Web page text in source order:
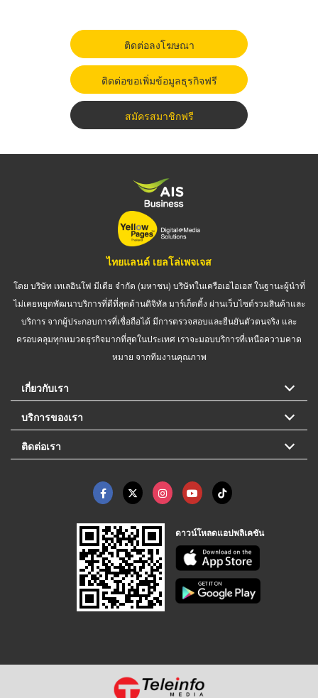
ติดต่อลงโฆษณา
ติดต่อขอเพิ่มข้อมูลธุรกิจฟรี
สมัครสมาชิกฟรี
ไทยแลนด์ เยลโล่เพจเจส
โดย บริษัท เทเลอินโฟ มีเดีย จำกัด (มหาชน) บริษัทในเครือเอไอเอส ในฐานะผู้นำที่
ไม่เคยหยุดพัฒนาบริการที่ดีที่สุดด้านดิจิทัล มาร์เก็ตติ้ง ผ่านเว็บไซต์รวมสินค้าและ
บริการ จากผู้ประกอบการที่เชื่อถือได้ มีการตรวจสอบและยืนยันตัวตนจริง และ
ครอบคลุมทุกหมวดธุรกิจมากที่สุดในประเทศ เราจะมอบบริการที่เหนือความคาด
หมาย จากทีมงานคุณภาพ
เกี่ยวกับเรา
บริการของเรา
ติดต่อเรา
ดาวน์โหลดแอปพลิเคชัน